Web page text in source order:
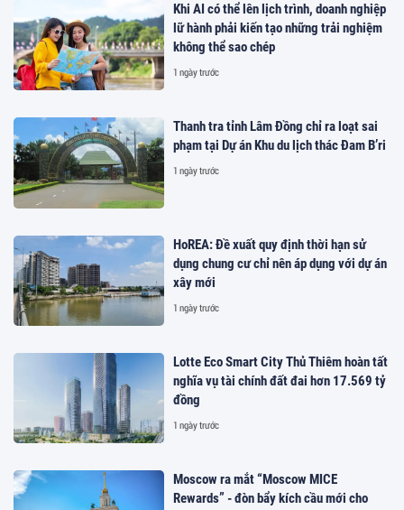
Khi AI có thể lên lịch trình, doanh nghiệp
lữ hành phải kiến tạo những trải nghiệm
không thể sao chép
1 ngày trước
Thanh tra tỉnh Lâm Đồng chỉ ra loạt sai
phạm tại Dự án Khu du lịch thác Đam B’ri
1 ngày trước
HoREA: Đề xuất quy định thời hạn sử
dụng chung cư chỉ nên áp dụng với dự án
xây mới
1 ngày trước
Lotte Eco Smart City Thủ Thiêm hoàn tất
nghĩa vụ tài chính đất đai hơn 17.569 tỷ
đồng
1 ngày trước
Moscow ra mắt “Moscow MICE
Rewards” - đòn bẩy kích cầu mới cho